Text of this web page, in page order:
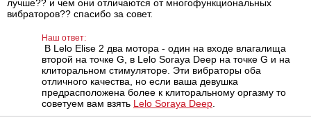
лучше?? и чем они отличаются от многофункциональных
вибраторов?? спасибо за совет.
Наш ответ:
В Lelo Elise 2 два мотора - один на входе влагалища
второй на точке G, в Lelo Soraya Deep на точке G и на
клиторальном стимуляторе. Эти вибраторы оба
отличного качества, но если ваша девушка
предрасположена более к клиторальному оргазму то
советуем вам взять Lelo Soraya Deep